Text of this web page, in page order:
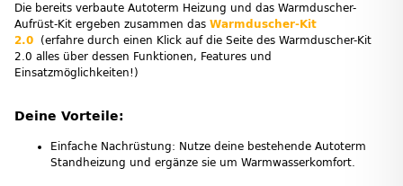
Die bereits verbaute Autoterm Heizung und das Warmduscher-
Aufrüst-Kit ergeben zusammen das Warmduscher-Kit
2.0 (erfahre durch einen Klick auf die Seite des Warmduscher-Kit
2.0 alles über dessen Funktionen, Features und
Einsatzmöglichkeiten!)
Deine Vorteile:
Einfache Nachrüstung: Nutze deine bestehende Autoterm
Standheizung und ergänze sie um Warmwasserkomfort.